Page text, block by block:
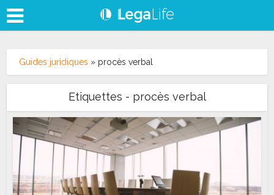
Guides juridiques » procès verbal
Etiquettes - procès verbal